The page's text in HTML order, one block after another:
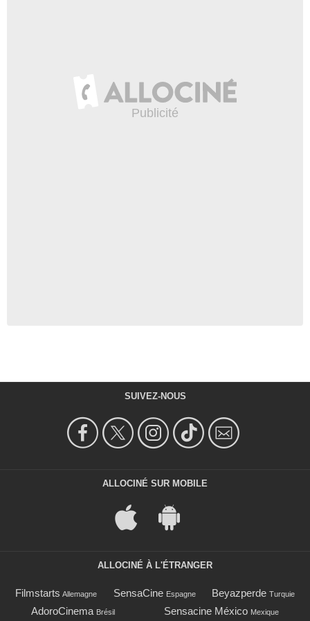
SUIVEZ-NOUS
ALLOCINÉ SUR MOBILE
ALLOCINÉ À L'ÉTRANGER
Filmstarts Allemagne SensaCine Espagne Beyazperde Turquie
AdoroCinema Brésil Sensacine México Mexique